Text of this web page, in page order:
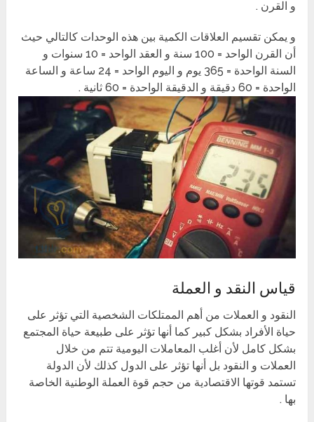
و القرن .
و يمكن تقسيم العلاقات الكمية بين هذه الوحدات كالتالي حيث
أن القرن الواحد = 100 سنة و العقد الواحد = 10 سنوات و
السنة الواحدة = 365 يوم و اليوم الواحد = 24 ساعة و الساعة
الواحدة = 60 دقيقة و الدقيقة الواحدة = 60 ثانية .
قياس النقد و العملة
النقود و العملات من أهم الممتلكات الشخصية التي تؤثر على
حياة الأفراد بشكل كبير كما أنها تؤثر على طبيعة حياة المجتمع
بشكل كامل لأن أغلب المعاملات اليومية تتم من خلال
العملات و النقود بل أنها تؤثر على الدول كذلك لأن الدولة
تستمد قوتها الاقتصادية من حجم قوة العملة الوطنية الخاصة
بها .